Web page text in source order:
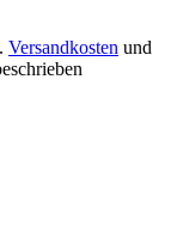
Versandkosten und